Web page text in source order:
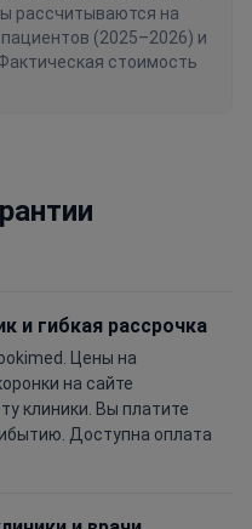
рассчитываются на
(2025–2026) и
стоимость
и гибкая рассрочка
Цены на
на сайте
клиники. Вы платите
Доступна оплата